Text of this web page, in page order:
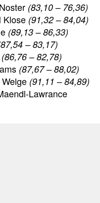
(83,10 – 76,36)
Klose (91,32 – 84,04)
(89,13 – 86,33)
– 83,17)
(86,76 – 82,78)
(87,67 – 88,02)
(91,11 – 84,89)
Lawrance